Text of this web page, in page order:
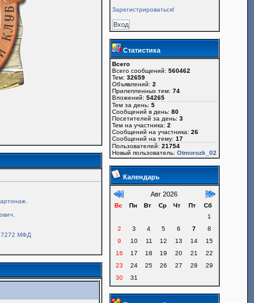
МФД
Зарегистрироваться!
Статистика
Всего
Всего сообщений: 560462
Тем: 32659
Объявлений: 2
Прилепленных тем: 74
Вложений: 54265
Тем за день: 5
Сообщений в день: 80
Посетителей за день: 3
Тем на участника: 2
Сообщений на участника: 26
Сообщений на тему: 17
Пользователей: 21754
Новый пользователь: Otmorozk_02
Календарь
Авг 2026
Вс Пн Вт Ср Чт Пт
Сб
1
2
3 4 5 6 7
8
9
10 11 12 13 14
15
16
17 18 19 20 21
22
23
24 25 26 27 28
29
30
31